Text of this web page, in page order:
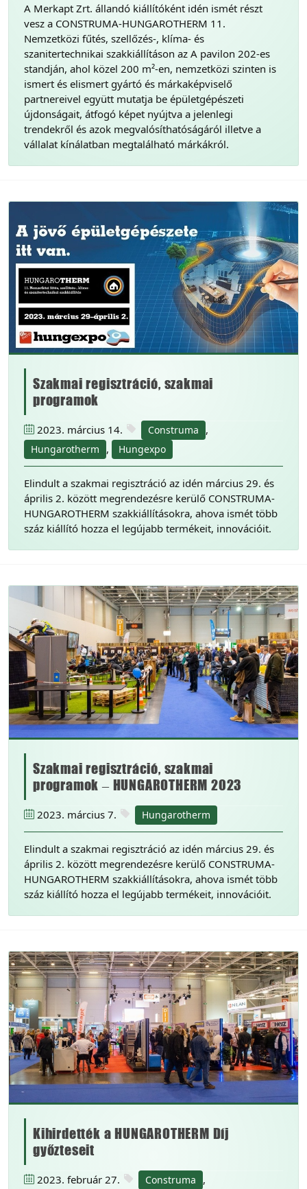
A Merkapt Zrt. állandó kiállítóként idén ismét részt
vesz a CONSTRUMA-HUNGAROTHERM 11.
Nemzetközi fűtés, szellőzés-, klíma- és
szanitertechnikai szakkiállításon az A pavilon 202-es
standján, ahol közel 200 m²-en, nemzetközi szinten is
ismert és elismert gyártó és márkaképviselő
partnereivel együtt mutatja be épületgépészeti
újdonságait, átfogó képet nyújtva a jelenlegi
trendekről és azok megvalósíthatóságáról illetve a
vállalat kínálatban megtalálható márkákról.
Szakmai regisztráció, szakmai
programok
2023. március 14. Construma ,
Hungarotherm , Hungexpo
Elindult a szakmai regisztráció az idén március 29. és
április 2. között megrendezésre kerülő CONSTRUMA-
HUNGAROTHERM szakkiállításokra, ahova ismét több
száz kiállító hozza el legújabb termékeit, innovációit.
Szakmai regisztráció, szakmai
programok – HUNGAROTHERM 2023
2023. március 7. Hungarotherm
Elindult a szakmai regisztráció az idén március 29. és
április 2. között megrendezésre kerülő CONSTRUMA-
HUNGAROTHERM szakkiállításokra, ahova ismét több
száz kiállító hozza el legújabb termékeit, innovációit.
Kihirdették a HUNGAROTHERM Díj
győzteseit
2023. február 27. Construma ,